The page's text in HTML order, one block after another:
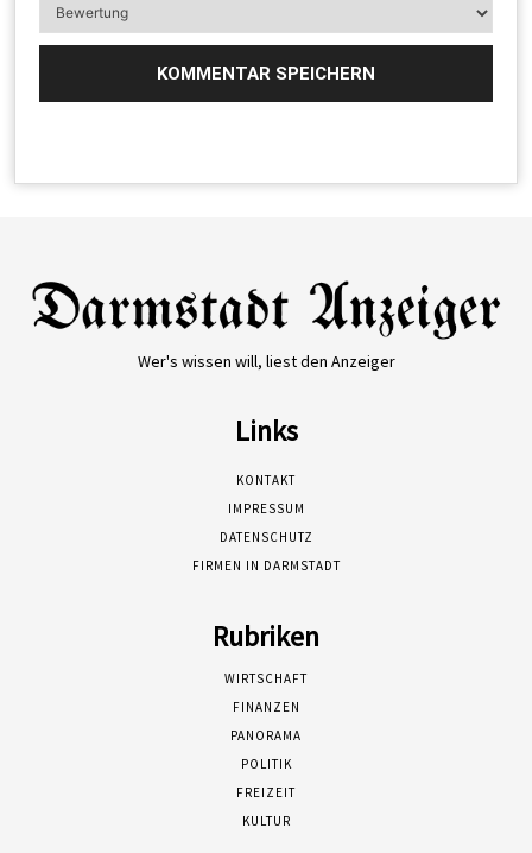
Wer's wissen will, liest den Anzeiger
Links
KONTAKT
IMPRESSUM
DATENSCHUTZ
FIRMEN IN DARMSTADT
Rubriken
WIRTSCHAFT
FINANZEN
PANORAMA
POLITIK
FREIZEIT
KULTUR